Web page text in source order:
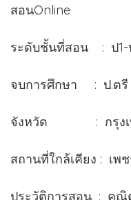
สอนOnline
ระดับชั้นที่สอน : ป1-
จบการศึกษา : ป.ตรี
จังหวัด : กรุงเท
สถานที่ใกล้เคียง : เพ
ประวัติการสอน : คณิ